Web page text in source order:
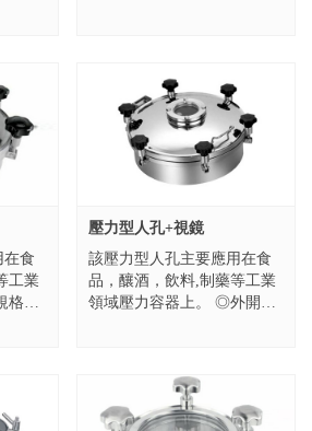
在食
工業
：
壓力型人孔+視鏡
該壓力型人孔主要應用在食
品，釀酒，飲料,制藥等工業
領域壓力容器上。 ◎外開式